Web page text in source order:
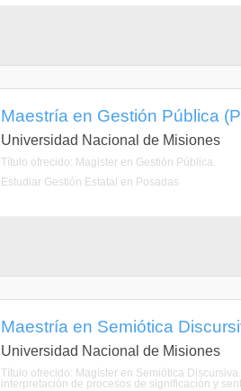
Maestría en Gestión Pública
Universidad Nacional de Misiones
Título ofrecido: Magister en Gestión Pública.
Estudiar Gestión Estatal en Posadas
Maestría en Semiótica
Universidad Nacional de Misiones
Título ofrecido: Magíster en Semiótica
interpretación de procesos de significación y